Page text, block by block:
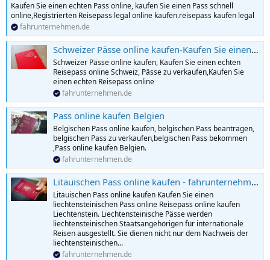
Kaufen Sie einen echten Pass online, kaufen Sie einen Pass schnell
online,Registrierten Reisepass legal online kaufen.reisepass kaufen legal
fahrunternehmen.de
Schweizer Pässe online kaufen-Kaufen Sie einen echten Reisepass online
Schweizer Pässe online kaufen, Kaufen Sie einen echten
Reisepass online Schweiz, Pässe zu verkaufen,Kaufen Sie
einen echten Reisepass online
fahrunternehmen.de
Pass online kaufen Belgien
Belgischen Pass online kaufen, belgischen Pass beantragen,
belgischen Pass zu verkaufen,belgischen Pass bekommen
,Pass online kaufen Belgien.
fahrunternehmen.de
Litauischen Pass online kaufen - fahrunternehmen
Litauischen Pass online kaufen Kaufen Sie einen
liechtensteinischen Pass online Reisepass online kaufen
Liechtenstein. Liechtensteinische Pässe werden
liechtensteinischen Staatsangehörigen für internationale
Reisen ausgestellt. Sie dienen nicht nur dem Nachweis der
liechtensteinischen...
fahrunternehmen.de